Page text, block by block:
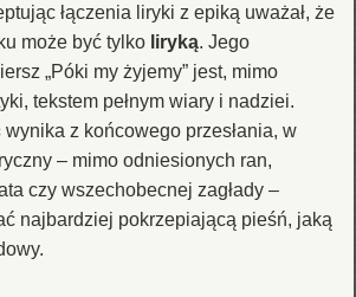
łączenia liryki z epiką uważał, że
może być tylko liryką. Jego
„Póki my żyjemy” jest, mimo
tekstem pełnym wiary i nadziei.
wynika z końcowego przesłania, w
– mimo odniesionych ran,
czy wszechobecnej zagłady –
najbardziej pokrzepiającą pieśń, jaką